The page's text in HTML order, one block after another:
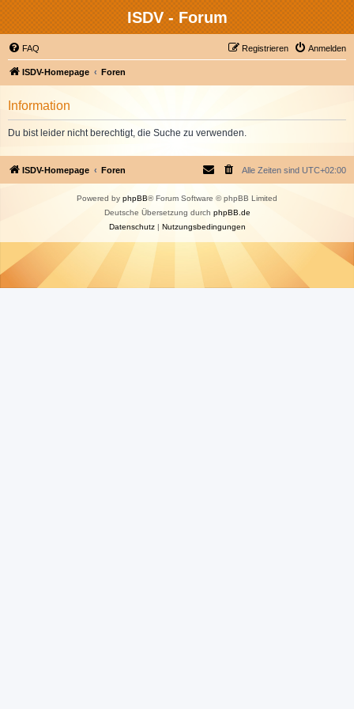
ISDV - Forum
FAQ Anmelden
Registrieren
ISDV-Homepage Foren
Information
Du bist leider nicht berechtigt, die Suche zu verwenden.
ISDV-Homepage Foren Alle Zeiten sind UTC+02:00
Powered by phpBB® Forum Software © phpBB Limited
Deutsche Übersetzung durch phpBB.de
Datenschutz| Nutzungsbedingungen